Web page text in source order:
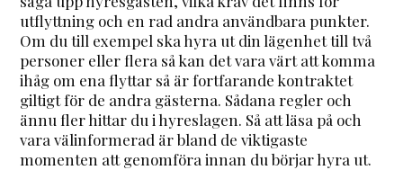
utflyttning och en rad andra användbara punkter.
Om du till exempel ska hyra ut din lägenhet till två
personer eller flera så kan det vara värt att komma
ihåg om ena flyttar så är fortfarande kontraktet
giltigt för de andra gästerna. Sådana regler och
ännu fler hittar du i hyreslagen. Så att läsa på och
vara välinformerad är bland de viktigaste
momenten att genomföra innan du börjar hyra ut.